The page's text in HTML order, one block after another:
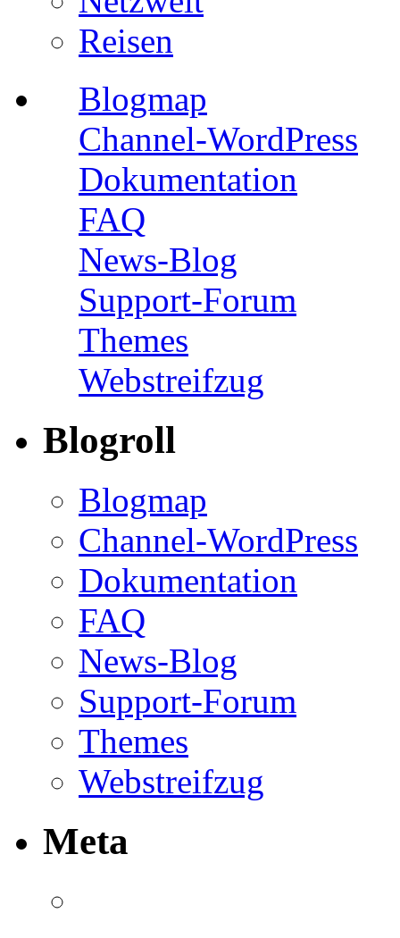
Reisen
Blogmap
Channel-WordPress
Dokumentation
FAQ
News-Blog
Support-Forum
Themes
Webstreifzug
Blogroll
Blogmap
Channel-WordPress
Dokumentation
FAQ
News-Blog
Support-Forum
Themes
Webstreifzug
Meta